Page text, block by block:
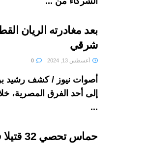
بعد مغادرته الريان
شرقي
أغسطس 13, 2024
أصوات نيوز / كشف رشيد
إلى أحد الفرق المصرية،
...
حماس تحصي 32 قتيلا في يوم واحد